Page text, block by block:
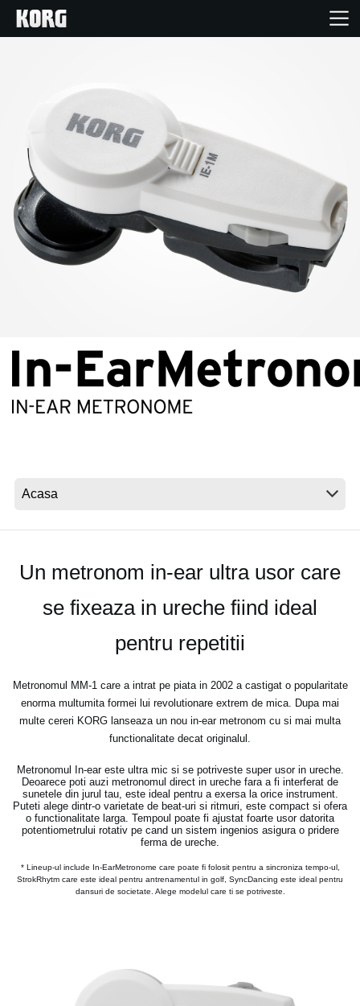
Produse
În Prim Plan
Eveniment
Asistență
Ştiri
Locaţie
Despre Korg
Un metronom in-ear ultra usor care
se fixeaza in ureche fiind ideal
pentru repetitii
Metronomul MM-1 care a intrat pe piata in 2002 a castigat o popularitate
enorma multumita formei lui revolutionare extrem de mica. Dupa mai
multe cereri KORG lanseaza un nou in-ear metronom cu si mai multa
functionalitate decat originalul.
Metronomul In-ear este ultra mic si se potriveste super usor in ureche.
Deoarece poti auzi metronomul direct in ureche fara a fi interferat de
sunetele din jurul tau, este ideal pentru a exersa la orice instrument.
Puteti alege dintr-o varietate de beat-uri si ritmuri, este compact si ofera
o functionalitate larga. Tempoul poate fi ajustat foarte usor datorita
potentiometrului rotativ pe cand un sistem ingenios asigura o pridere
ferma de ureche.
* Lineup-ul include In-EarMetronome care poate fi folosit pentru a sincroniza tempo-ul,
StrokRhytm care este ideal pentru antrenamentul in golf, SyncDancing este ideal pentru
dansuri de societate. Alege modelul care ti se potriveste.